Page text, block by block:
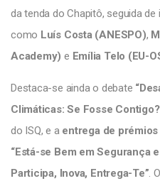
da tenda do Chapitô, seguida
como Luís Costa (ANESPO),
Academy) e Emília Telo (EU-
Destaca-se ainda o debate
Climáticas: Se Fosse
do ISQ, e a entrega de
“Está-se Bem em Segurança
Participa, Inova, Entrega-Te”.